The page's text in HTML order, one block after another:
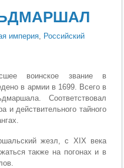
империя, Российский
воинское звание в
в армии в 1699. Всего в
Соответствовал
и действительного тайного
жезл, с XIX века
также на погонах и в